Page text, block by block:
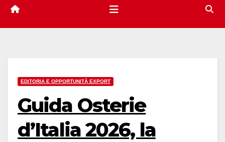
EDITORIA E OPPORTUNITÀ EXPORT
Guida Osterie
d’Italia 2026, la